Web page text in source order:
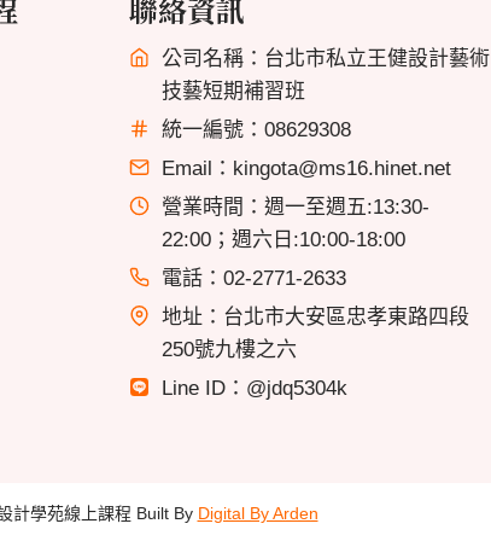
聯絡資訊
公司名稱：台北市私立王健設計藝術
技藝短期補習班
統一編號：08629308
Email：kingota@ms16.hinet.net
營業時間：週一至週五:13:30-
22:00；週六日:10:00-18:00
電話：02-2771-2633
地址：台北市大安區忠孝東路四段
250號九樓之六
Line ID：@jdq5304k
計學苑線上課程 Built By Digital By Arden